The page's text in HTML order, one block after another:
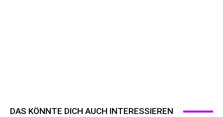
DAS KÖNNTE DICH AUCH INTERESSIEREN